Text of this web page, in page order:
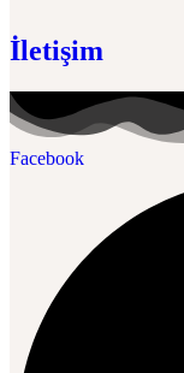
İletişim
Facebook